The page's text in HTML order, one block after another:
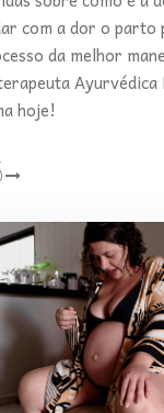
com a dor o parto
da melhor
hoje!